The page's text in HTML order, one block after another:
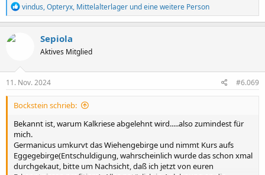
R
e
a
n
e
vindus,Opteryx, Mittelalterlager und eine weitere Person
Sepiola
Aktives Mitglied
11. Nov. 2024 #6.069
Bockstein schrieb:
Bekannt ist, warum Kalkriese abgelehnt wird.....also zumindest für
mich.
Germanicus umkurvt das Wiehengebirge und nimmt Kurs aufs
Eggegebirge(Entschuldigung, wahrscheinlich wurde das schon xmal
durchgekaut, bitte um Nachsicht, daß ich jetzt von euren